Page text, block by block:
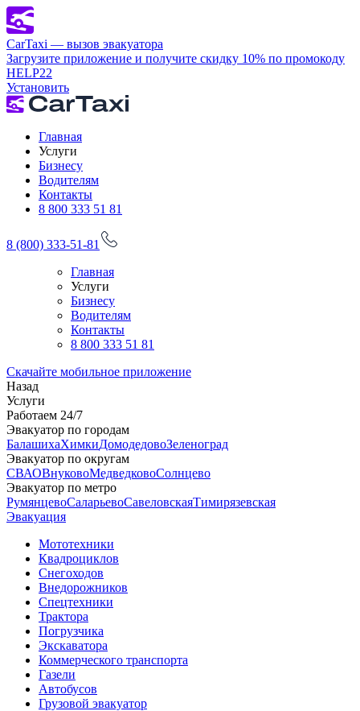
CarTaxi — вызов эвакуатора
Загрузите приложение и получите скидку 10% по промокоду
HELP22
Установить
Главная
Услуги
Бизнесу
Водителям
Контакты
8 800 333 51 81
8 (800) 333-51-81
Главная
Услуги
Бизнесу
Водителям
Контакты
8 800 333 51 81
Скачайте мобильное приложение
Назад
Услуги
Работаем 24/7
Эвакуатор по городам
БалашихаХимкиДомодедовоЗеленоград
Эвакуатор по округам
СВАОВнуковоМедведковоСолнцево
Эвакуатор по метро
РумянцевоСаларьевоСавеловскаяТимирязевская
Эвакуация
Мототехники
Квадроциклов
Снегоходов
Внедорожников
Спецтехники
Трактора
Погрузчика
Экскаватора
Коммерческого транспорта
Газели
Автобусов
Грузовой эвакуатор